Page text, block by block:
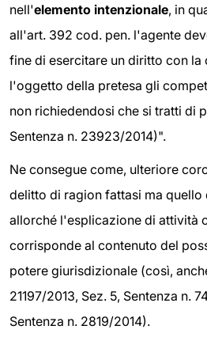
nell'elemento intenzionale, in
all'art. 392 cod. pen. l'agente
fine di esercitare un diritto con la
l'oggetto della pretesa gli
non richiedendosi che si tratti di
Sentenza n. 23923/2014)".
Ne consegue come, ulteriore
delitto di ragion fattasi ma quello
allorché l'esplicazione di attività
corrisponde al contenuto del
potere giurisdizionale (così,
21197/2013, Sez. 5, Sentenza n.
Sentenza n. 2819/2014).